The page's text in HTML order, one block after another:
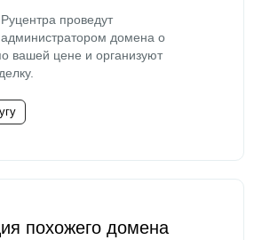
проведут
домена о
вашей цене и организуют
похожего домена